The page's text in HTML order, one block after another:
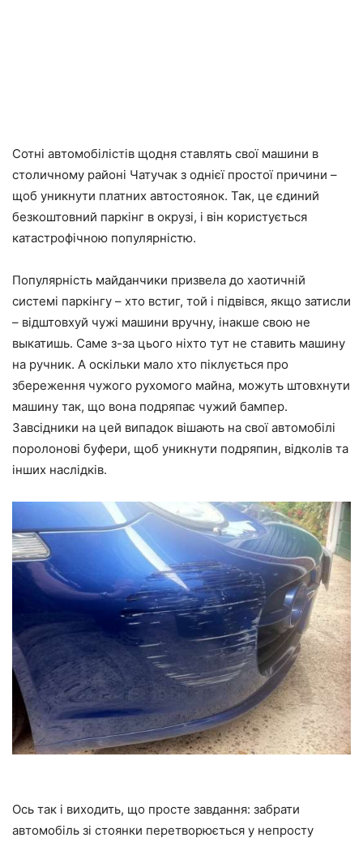
Сотні автомобілістів щодня ставлять свої машини в
столичному районі Чатучак з однієї простої причини –
щоб уникнути платних автостоянок. Так, це єдиний
безкоштовний паркінг в окрузі, і він користується
катастрофічною популярністю.
Популярність майданчики призвела до хаотичній
системі паркінгу – хто встиг, той і підвівся, якщо затисли
– відштовхуй чужі машини вручну, інакше свою не
выкатишь. Саме з-за цього ніхто тут не ставить машину
на ручник. А оскільки мало хто піклується про
збереження чужого рухомого майна, можуть штовхнути
машину так, що вона подряпає чужий бампер.
Завсідники на цей випадок вішають на свої автомобілі
поролонові буфери, щоб уникнути подряпин, відколів та
інших наслідків.
Ось так і виходить, що просте завдання: забрати
автомобіль зі стоянки перетворюється у непросту